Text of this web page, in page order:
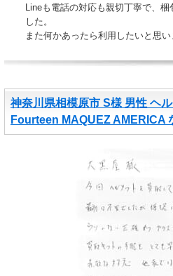
Lineも電話の対応も親切丁寧で、
した。
また何かあったら利用したいと思い
神奈川県相模原市 S様 男性 ヘ
Fourteen MAQUEZ AMERICA